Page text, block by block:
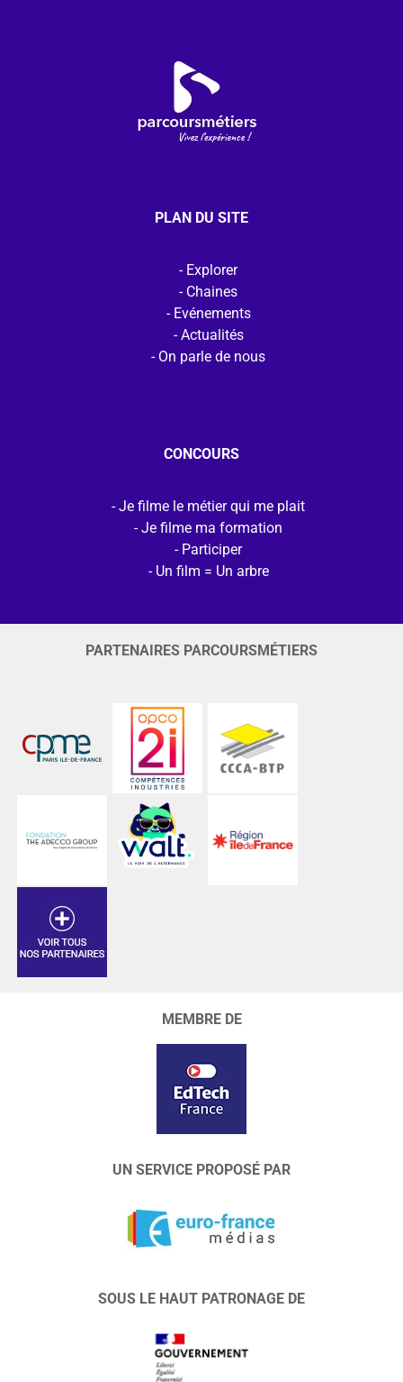
PLAN DU SITE
Explorer
Chaines
Evénements
Actualités
On parle de nous
CONCOURS
Je filme le métier qui me plait
Je filme ma formation
Participer
Un film = Un arbre
PARTENAIRES PARCOURSMÉTIERS
MEMBRE DE
UN SERVICE PROPOSÉ PAR
SOUS LE HAUT PATRONAGE DE